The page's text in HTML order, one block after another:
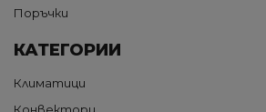
Поръчки
КАТЕГОРИИ
Климатици